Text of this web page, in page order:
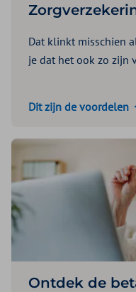
Dat klinkt misschien
je dat het ook zo zijn
Dit zijn de voordelen
Ontdek de